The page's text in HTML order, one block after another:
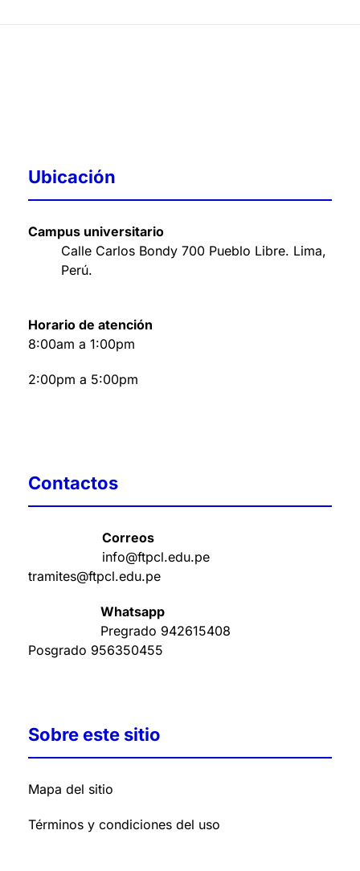
Ubicación
Campus universitario
Calle Carlos Bondy 700 Pueblo Libre. Lima,
Perú.
Horario de atención
8:00am a 1:00pm
2:00pm a 5:00pm
Contactos
Correos
info@ftpcl.edu.pe
tramites@ftpcl.edu.pe
Whatsapp
Pregrado 942615408
Posgrado 956350455
Sobre este sitio
Mapa del sitio
Términos y condiciones del uso